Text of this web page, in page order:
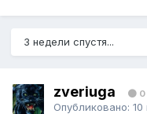
3 недели спустя...
zveriuga 0
Опубликовано: 10